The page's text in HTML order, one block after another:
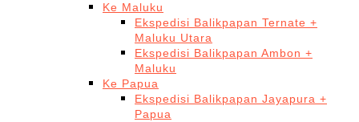
Ke Maluku
Ekspedisi Balikpapan Ternate +
Maluku Utara
Ekspedisi Balikpapan Ambon +
Maluku
Ke Papua
Ekspedisi Balikpapan Jayapura +
Papua